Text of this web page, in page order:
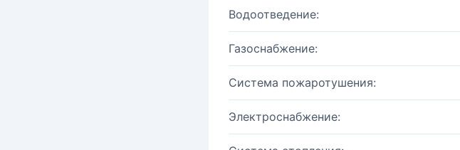
Водоотведение:
Газоснабжение:
Система пожаротушения:
Электроснабжение: